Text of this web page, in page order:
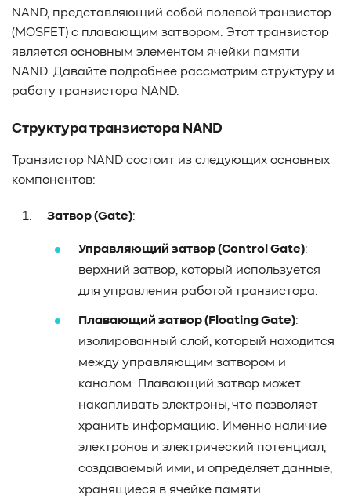
NAND, представляющий собой полевой транзистор
(MOSFET) с плавающим затвором. Этот транзистор
является основным элементом ячейки памяти
NAND. Давайте подробнее рассмотрим структуру и
работу транзистора NAND.
Структура транзистора NAND
Транзистор NAND состоит из следующих основных
компонентов:
Затвор (Gate):
Управляющий затвор (Control Gate):
верхний затвор, который используется
для управления работой транзистора.
Плавающий затвор (Floating Gate):
изолированный слой, который находится
между управляющим затвором и
каналом. Плавающий затвор может
накапливать электроны, что позволяет
хранить информацию. Именно наличие
электронов и электрический потенциал,
создаваемый ими, и определяет данные,
хранящиеся в ячейке памяти.